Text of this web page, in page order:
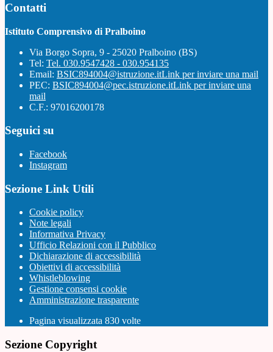
Contatti
Istituto Comprensivo di Pralboino
Via Borgo Sopra, 9 - 25020 Pralboino (BS)
Tel: Tel. 030.9547428 - 030.954135
Email: BSIC894004@istruzione.itLink per inviare una mail
PEC: BSIC894004@pec.istruzione.itLink per inviare una
mail
C.F.: 97016200178
Seguici su
Facebook
Instagram
Sezione Link Utili
Cookie policy
Note legali
Informativa Privacy
Ufficio Relazioni con il Pubblico
Dichiarazione di accessibilità
Obiettivi di accessibilità
Whistleblowing
Gestione consensi cookie
Amministrazione trasparente
Pagina visualizzata 830 volte
Sezione Copyright